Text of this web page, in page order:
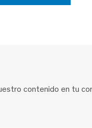
contenido en tu